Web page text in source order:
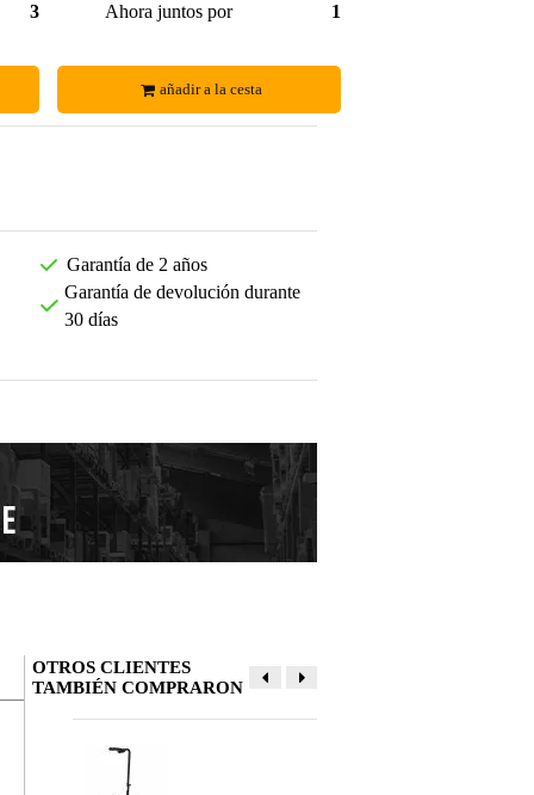
31,00 €
Ahora juntos por
18,35 €
añadir a la cesta
Garantía de 2 años
Garantía de devolución durante
30 días
Deja tu opinión
OTROS CLIENTES
TAMBIÉN COMPRARON